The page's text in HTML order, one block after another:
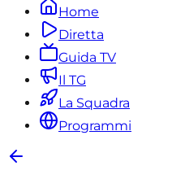
Home
Diretta
Guida TV
Il TG
La Squadra
Programmi